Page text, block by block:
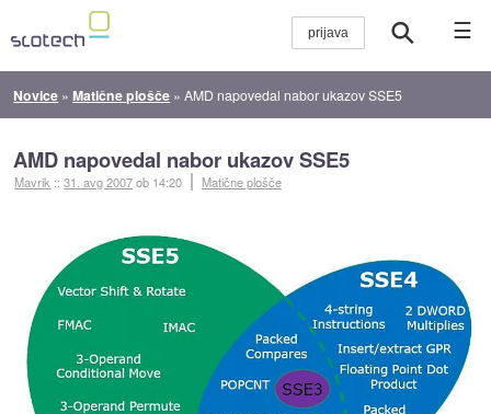
☰
Novice »Matične plošče »AMD napovedal nabor ukazov SSE5
AMD napovedal nabor ukazov SSE5
Mavrik ::31. avg 2007ob 14:20 Matične plošče